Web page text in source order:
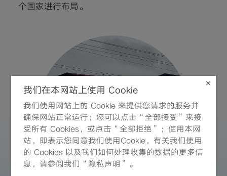
个国家进行布局。
我们在本网站上使用 Cookie
我们使用网站上的 Cookie 来提供您请求的服务并
确保网站正常运行；您可以点击“全部接受”来接
受所有 Cookies，或点击“全部拒绝”；使用本网
站，即表示您同意我们使用Cookie，有关我们使用
的 Cookies 以及我们如何处理收集的数据的更多信
息，请参阅我们“隐私声明”。